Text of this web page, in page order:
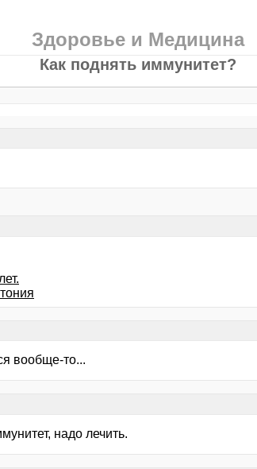
Здоровье и Медицина
Как поднять иммунитет?
вообще-то...
надо лечить.